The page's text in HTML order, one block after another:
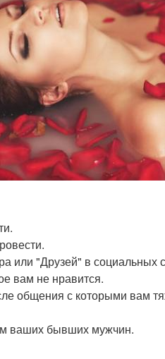
или "Друзей" в социальных
вам не нравится.
общения с которыми вам
ваших бывших мужчин.